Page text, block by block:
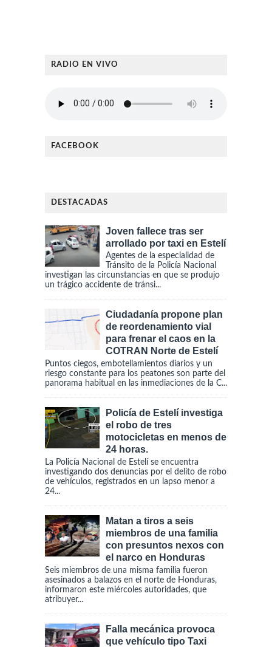
RADIO EN VIVO
FACEBOOK
DESTACADAS
Joven fallece tras ser
arrollado por taxi en Estelí
Agentes de la especialidad de
Tránsito de la Policía Nacional
investigan las circunstancias en que se produjo
un trágico accidente de tránsi...
Ciudadanía propone plan
de reordenamiento vial
para frenar el caos en la
COTRAN Norte de Estelí
Puntos ciegos, embotellamientos diarios y un
riesgo constante para los peatones son parte del
panorama habitual en las inmediaciones de la C...
Policía de Estelí investiga
el robo de tres
motocicletas en menos de
24 horas.
La Policía Nacional de Estelí se encuentra
investigando dos denuncias por el delito de robo
de vehículos, registrados en un lapso menor a
24...
Matan a tiros a seis
miembros de una familia
con presuntos nexos con
el narco en Honduras
Seis miembros de una misma familia fueron
asesinados a balazos en el norte de Honduras,
informaron este miércoles autoridades, que
atribuyer...
Falla mecánica provoca
que vehículo tipo Taxi